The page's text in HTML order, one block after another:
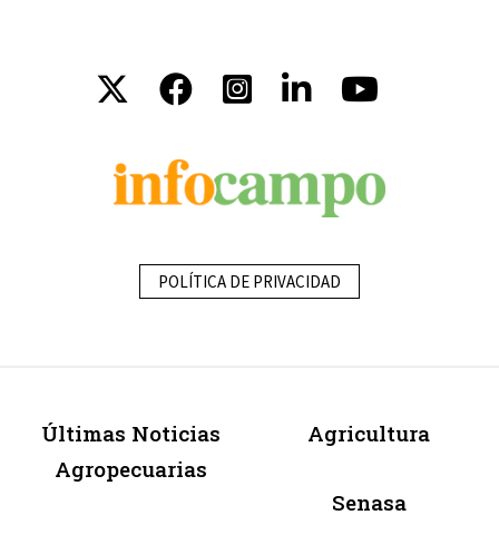
POLÍTICA DE PRIVACIDAD
Últimas Noticias
Agropecuarias
Agricultura
Senasa